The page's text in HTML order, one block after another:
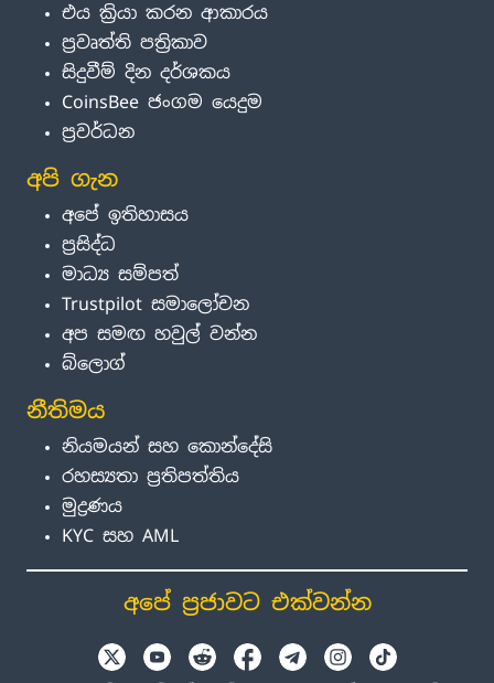
එය ක්‍රියා කරන ආකාරය
ප්‍රවෘත්ති පත්‍රිකාව
සිදුවීම් දින දර්ශකය
CoinsBee ජංගම යෙදුම
ප්‍රවර්ධන
අපි ගැන
අපේ ඉතිහාසය
ප්‍රසිද්ධ
මාධ්‍ය සම්පත්
Trustpilot සමාලෝචන
අප සමඟ හවුල් වන්න
බ්ලොග්
නීතිමය
නියමයන් සහ කොන්දේසි
රහස්‍යතා ප්‍රතිපත්තිය
මුද්‍රණය
KYC සහ AML
අපේ ප්‍රජාවට එක්වන්න